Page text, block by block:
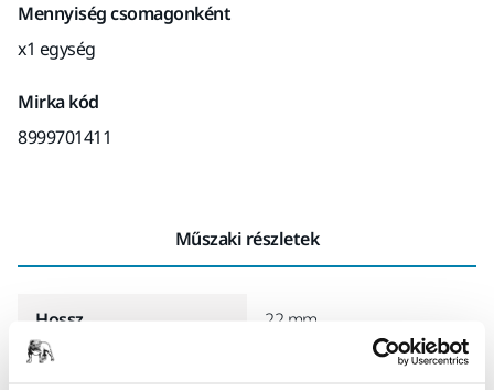
Mennyiség csomagonként
x1 egység
Mirka kód
8999701411
Műszaki részletek
Hossz 22 mm